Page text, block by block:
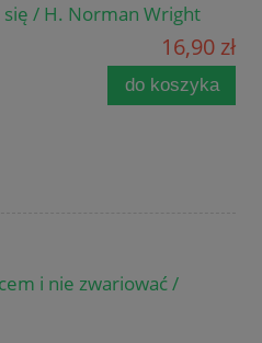
/ H. Norman Wright
16,90 zł
do koszyka
i nie zwariować /